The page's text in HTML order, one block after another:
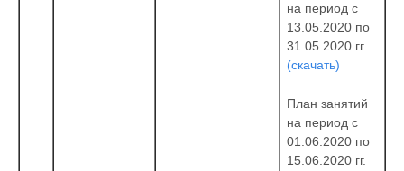
на период с
13.05.2020 по
31.05.2020 гг.
(скачать)
План занятий
на период с
01.06.2020 по
15.06.2020 гг.